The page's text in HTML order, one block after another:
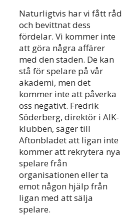
Naturligtvis har vi fått råd
och bevittnat dess
fördelar. Vi kommer inte
att göra några affärer
med den staden. De kan
stå för spelare på vår
akademi, men det
kommer inte att påverka
oss negativt. Fredrik
Söderberg, direktör i AIK-
klubben, säger till
Aftonbladet att ligan inte
kommer att rekrytera nya
spelare från
organisationen eller ta
emot någon hjälp från
ligan med att sälja
spelare.